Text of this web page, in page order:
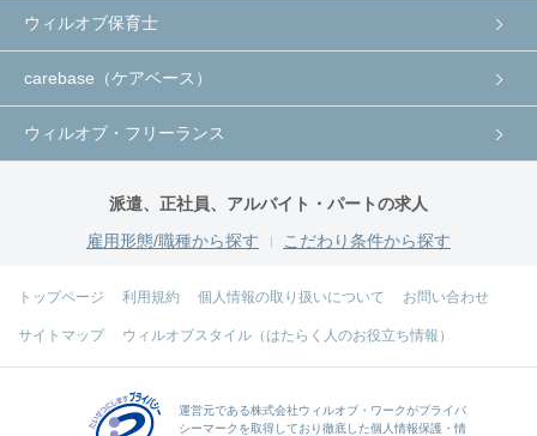
ウィルオブ保育士
carebase（ケアベース）
ウィルオブ・フリーランス
派遣、正社員、アルバイト・パートの求人
雇用形態/職種から探す
こだわり条件から探す
トップページ 利用規約 個人情報の取り扱いについて お問い合わせ
サイトマップ ウィルオブスタイル（はたらく人のお役立ち情報）
運営元である株式会社ウィルオブ・ワークがプライバ
シーマークを取得しており徹底した個人情報保護・情